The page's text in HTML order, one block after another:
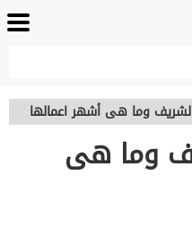
وما هى أشهر اعمالها
وما هى